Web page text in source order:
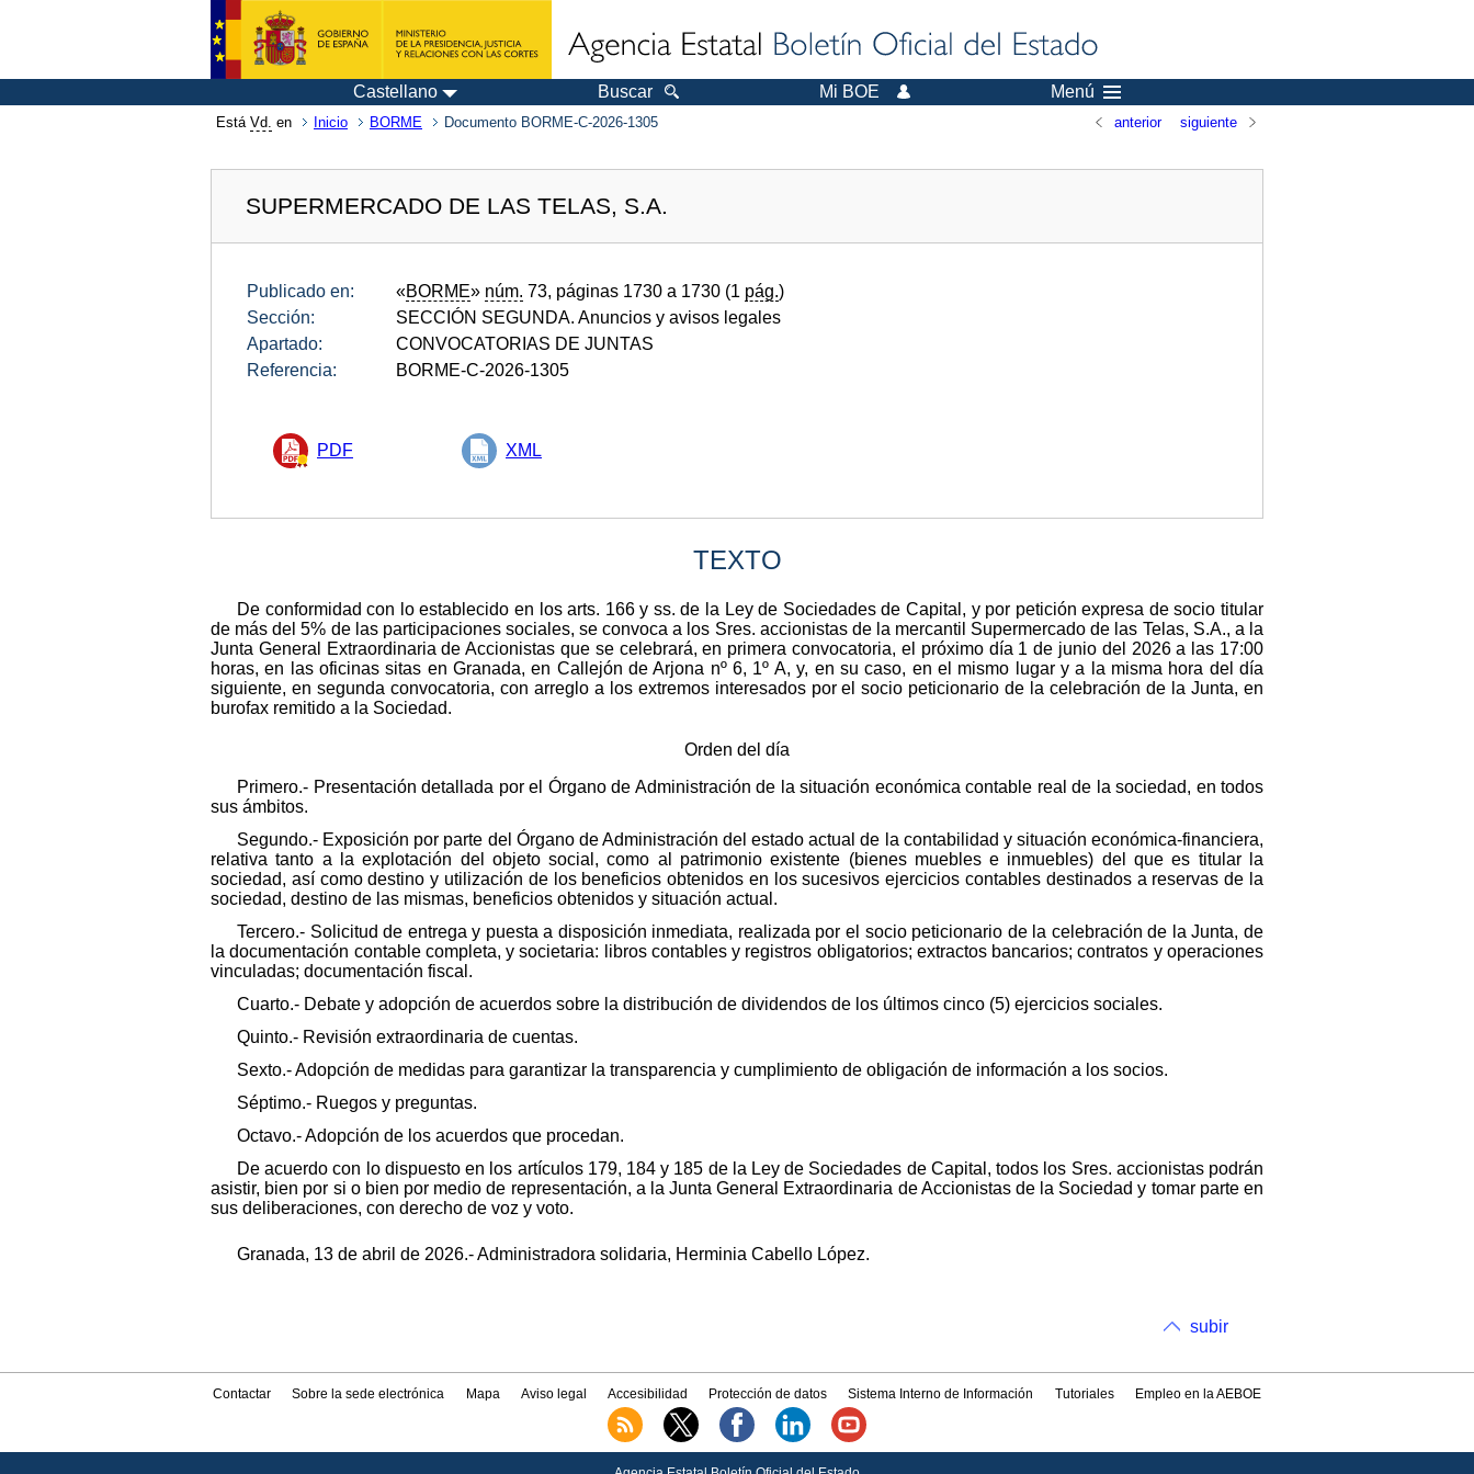
Castellano Buscar Mi BOE Menú
Está Vd. en Inicio BORME Documento BORME-C-2026-1305 anterior siguiente
SUPERMERCADO DE LAS TELAS, S.A.
Publicado en: «BORME» núm. 73, páginas 1730 a 1730 (1 pág.)
Sección:
SECCIÓN SEGUNDA. Anuncios y avisos legales
Apartado:
CONVOCATORIAS DE JUNTAS
Referencia:
BORME-C-2026-1305
PDF XML
TEXTO
De conformidad con lo establecido en los arts. 166 y ss. de la Ley de Sociedades de Capital, y por petición expresa de socio titular
de más del 5% de las participaciones sociales, se convoca a los Sres. accionistas de la mercantil Supermercado de las Telas, S.A., a la
Junta General Extraordinaria de Accionistas que se celebrará, en primera convocatoria, el próximo día 1 de junio del 2026 a las 17:00
horas, en las oficinas sitas en Granada, en Callejón de Arjona nº 6, 1º A, y, en su caso, en el mismo lugar y a la misma hora del día
siguiente, en segunda convocatoria, con arreglo a los extremos interesados por el socio peticionario de la celebración de la Junta, en
burofax remitido a la Sociedad.
Orden del día
Primero.- Presentación detallada por el Órgano de Administración de la situación económica contable real de la sociedad, en todos
sus ámbitos.
Segundo.- Exposición por parte del Órgano de Administración del estado actual de la contabilidad y situación económica-financiera,
relativa tanto a la explotación del objeto social, como al patrimonio existente (bienes muebles e inmuebles) del que es titular la
sociedad, así como destino y utilización de los beneficios obtenidos en los sucesivos ejercicios contables destinados a reservas de la
sociedad, destino de las mismas, beneficios obtenidos y situación actual.
Tercero.- Solicitud de entrega y puesta a disposición inmediata, realizada por el socio peticionario de la celebración de la Junta, de
la documentación contable completa, y societaria: libros contables y registros obligatorios; extractos bancarios; contratos y operaciones
vinculadas; documentación fiscal.
Cuarto.- Debate y adopción de acuerdos sobre la distribución de dividendos de los últimos cinco (5) ejercicios sociales.
Quinto.- Revisión extraordinaria de cuentas.
Sexto.- Adopción de medidas para garantizar la transparencia y cumplimiento de obligación de información a los socios.
Séptimo.- Ruegos y preguntas.
Octavo.- Adopción de los acuerdos que procedan.
De acuerdo con lo dispuesto en los artículos 179, 184 y 185 de la Ley de Sociedades de Capital, todos los Sres. accionistas podrán
asistir, bien por si o bien por medio de representación, a la Junta General Extraordinaria de Accionistas de la Sociedad y tomar parte en
sus deliberaciones, con derecho de voz y voto.
Granada, 13 de abril de 2026.- Administradora solidaria, Herminia Cabello López.
subir
Contactar Sobre la sede electrónica Mapa Aviso legal Accesibilidad Protección de datos Sistema Interno de Información Tutoriales Empleo en la AEBOE